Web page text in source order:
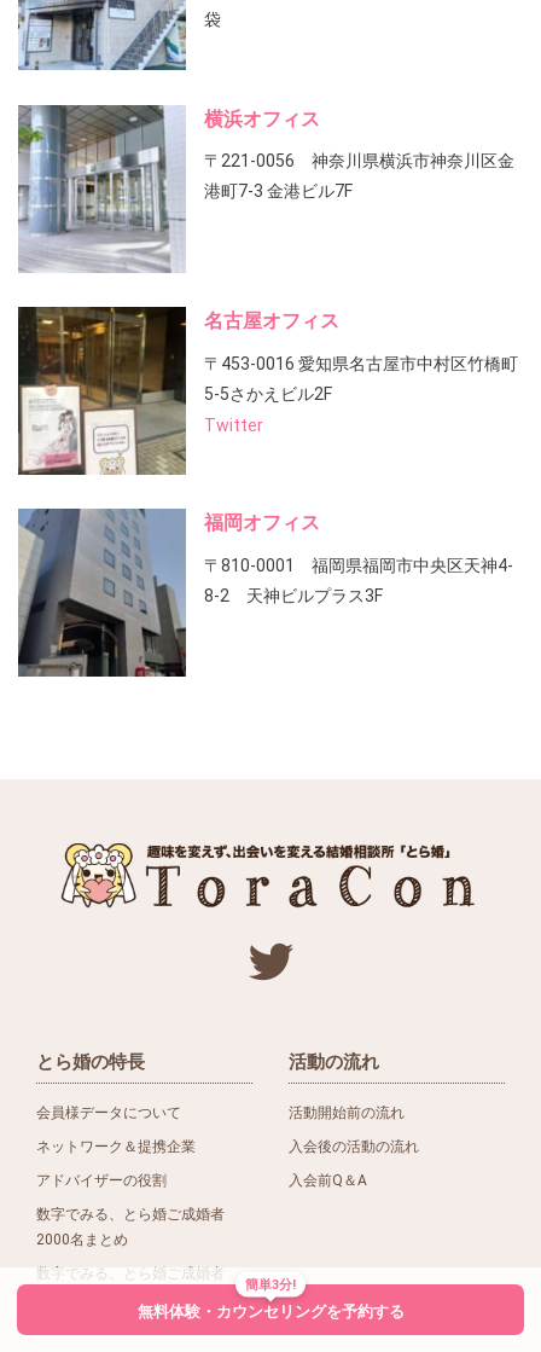
袋
横浜オフィス
〒221-0056 神奈川県横浜市神奈川区金
港町7-3 金港ビル7F
名古屋オフィス
〒453-0016 愛知県名古屋市中村区竹橋町
5-5さかえビル2F
Twitter
福岡オフィス
〒810-0001 福岡県福岡市中央区天神4-
8-2 天神ビルプラス3F
とら婚の特長
会員様データについて
ネットワーク＆提携企業
アドバイザーの役割
数字でみる、とら婚ご成婚者
2000名まとめ
数字でみる、とら婚ご成婚者
活動の流れ
活動開始前の流れ
入会後の活動の流れ
入会前Q＆A
簡単3分!
無料体験・カウンセリングを予約する